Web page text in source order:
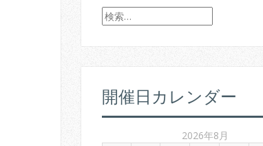
検
索
開催日カレンダー
2026年8月